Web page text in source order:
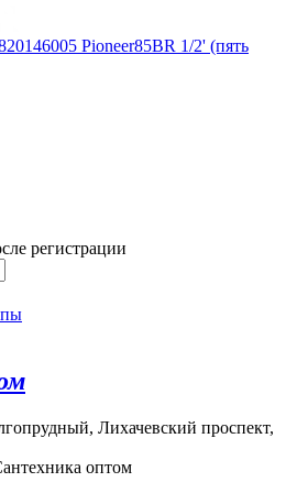
Pioneer85BR 1/2' (пять
регистрации
Лихачевский проспект,
оптом